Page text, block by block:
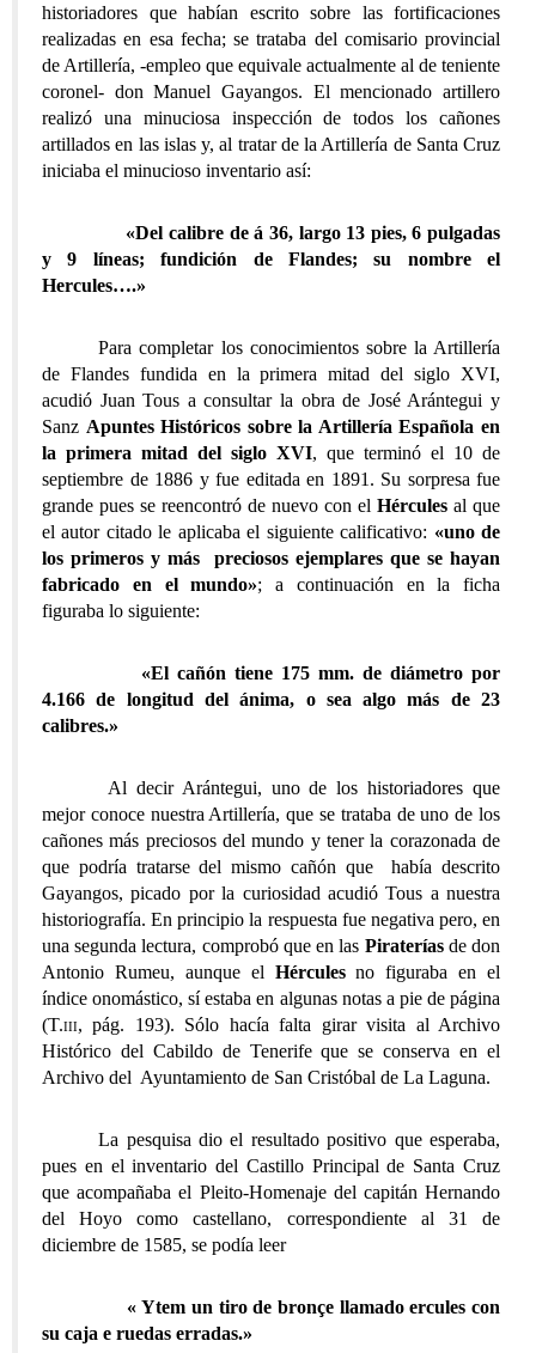
historiadores que habían escrito sobre las fortificaciones
realizadas en esa fecha; se trataba del comisario provincial
de Artillería, -empleo que equivale actualmente al de teniente
coronel- don Manuel Gayangos. El mencionado artillero
realizó una minuciosa inspección de todos los cañones
artillados en las islas y, al tratar de la Artillería de Santa Cruz
iniciaba el minucioso inventario así:
«Del calibre de á 36, largo 13 pies, 6 pulgadas
y 9 líneas; fundición de Flandes; su nombre el
Hercules….»
Para completar los conocimientos sobre la Artillería
de Flandes fundida en la primera mitad del siglo XVI,
acudió Juan Tous a consultar la obra de José Arántegui y
Sanz Apuntes Históricos sobre la Artillería Española en
la primera mitad del siglo XVI, que terminó el 10 de
septiembre de 1886 y fue editada en 1891. Su sorpresa fue
grande pues se reencontró de nuevo con el Hércules al que
el autor citado le aplicaba el siguiente calificativo: «uno de
los primeros y más preciosos ejemplares que se hayan
fabricado en el mundo»; a continuación en la ficha
figuraba lo siguiente:
«El cañón tiene 175 mm. de diámetro por
4.166 de longitud del ánima, o sea algo más de 23
calibres.»
Al decir Arántegui, uno de los historiadores que
mejor conoce nuestra Artillería, que se trataba de uno de los
cañones más preciosos del mundo y tener la corazonada de
que podría tratarse del mismo cañón que había descrito
Gayangos, picado por la curiosidad acudió Tous a nuestra
historiografía. En principio la respuesta fue negativa pero, en
una segunda lectura, comprobó que en las Pirateríasde don
Antonio Rumeu, aunque el Hérculesno figuraba en el
índice onomástico, sí estaba en algunas notas a pie de página
(T.iii, pág. 193). Sólo hacía falta girar visita al Archivo
Histórico del Cabildo de Tenerife que se conserva en el
Archivo del Ayuntamiento de San Cristóbal de La Laguna.
La pesquisa dio el resultado positivo que esperaba,
pues en el inventario del Castillo Principal de Santa Cruz
que acompañaba el Pleito-Homenaje del capitán Hernando
del Hoyo como castellano, correspondiente al 31 de
diciembre de 1585, se podía leer
«Ytem un tiro de bronçe llamado ercules con
su caja e ruedas erradas.»